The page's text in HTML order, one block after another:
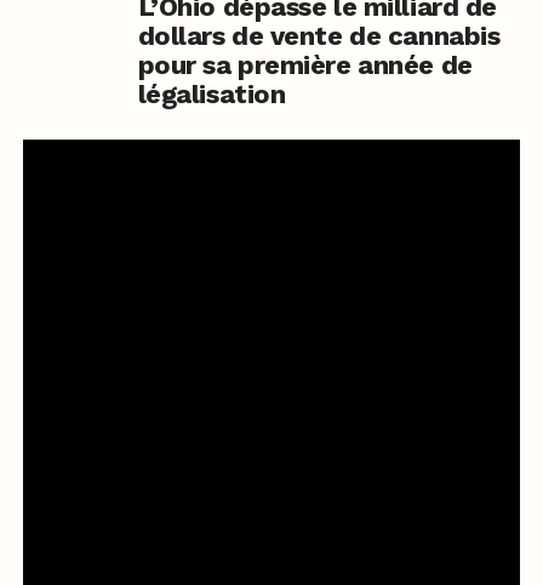
L’Ohio dépasse le milliard de
dollars de vente de cannabis
pour sa première année de
légalisation